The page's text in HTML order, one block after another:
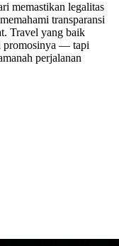
memastikan legalitas
transparansi
Travel yang baik
promosinya — tapi
perjalanan